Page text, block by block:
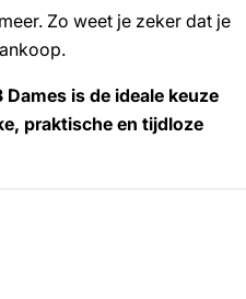
Zo weet je zeker dat je
is de ideale keuze
praktische en tijdloze